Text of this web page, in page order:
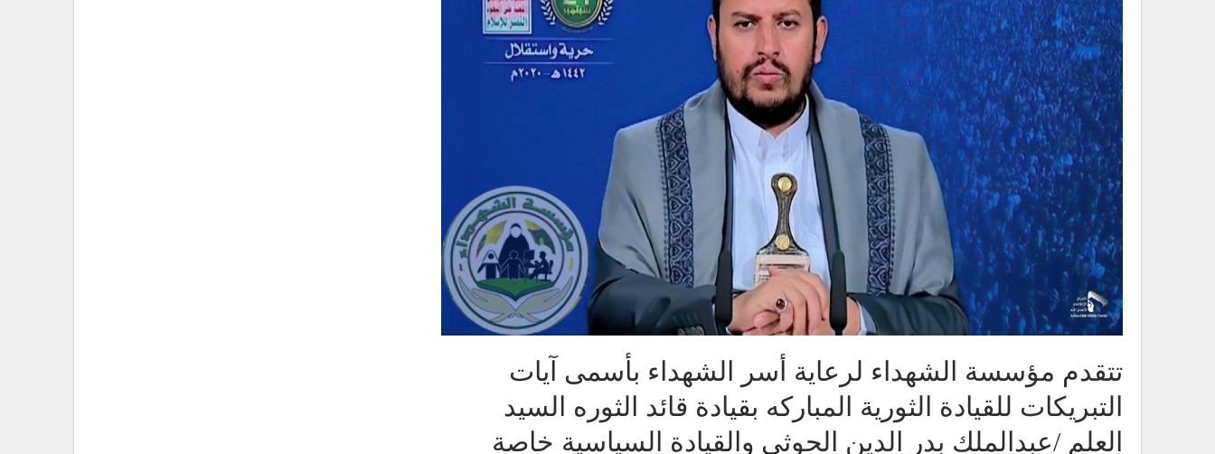
تتقدم مؤسسة الشهداء لرعاية أسر الشهداء بأسمى آيات
التبريكات للقيادة الثورية المباركه بقيادة قائد الثوره السيد
العلم /عبدالملك بدر الدين الحوثي والقيادة السياسية خاصة